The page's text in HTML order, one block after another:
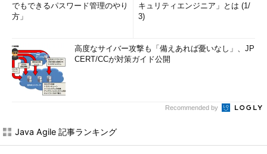
でもできるパスワード管理のやり
方」
キュリティエンジニア」とは (1/
3)
高度なサイバー攻撃も「備えあれば憂いなし」、JP
CERT/CCが対策ガイド公開
Recommended by
Java Agile 記事ランキング